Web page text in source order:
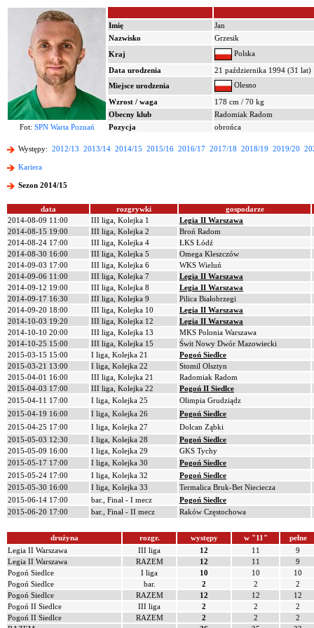
Imię
Jan
Nazwisko
Grzesik
Kraj
Polska
Data urodzenia
21 października 1994 (31 lat)
Miejsce urodzenia
Olesno
Wzrost / waga
178 cm / 70 kg
Obecny klub
Radomiak Radom
Fot: SPN Warta Poznań Pozycja obrońca
Występy: 2012/13 2013/14 2014/15 2015/16 2016/17 2017/18 2018/19 2019/20
Kariera
Sezon 2014/15
data rozgrywki
gospodarze
2014-08-09 11:00
III liga, Kolejka 1
Legia II Warszawa
2014-08-15 19:00
III liga, Kolejka 2
Broń Radom
2014-08-24 17:00
III liga, Kolejka 4
ŁKS Łódź
2014-08-30 16:00
III liga, Kolejka 5
Omega Kleszczów
2014-09-03 17:00
III liga, Kolejka 6
WKS Wieluń
2014-09-06 11:00
III liga, Kolejka 7
Legia II Warszawa
2014-09-12 19:00
III liga, Kolejka 8
Legia II Warszawa
2014-09-17 16:30
III liga, Kolejka 9
Pilica Białobrzegi
2014-09-20 18:00
III liga, Kolejka 10
Legia II Warszawa
2014-10-03 19:20
III liga, Kolejka 12
Legia II Warszawa
2014-10-10 20:00
III liga, Kolejka 13
MKS Polonia Warszawa
2014-10-25 15:00
III liga, Kolejka 15
Świt Nowy Dwór Mazowiecki
2015-03-15 15:00
I liga, Kolejka 21
Pogoń Siedlce
2015-03-21 13:00
I liga, Kolejka 22
Stomil Olsztyn
2015-04-01 16:00
III liga, Kolejka 21
Radomiak Radom
2015-04-03 17:00
III liga, Kolejka 22
Pogoń II Siedlce
2015-04-11 17:00
I liga, Kolejka 25
Olimpia Grudziądz
2015-04-19 16:00
I liga, Kolejka 26
Pogoń Siedlce
2015-04-25 17:00
I liga, Kolejka 27
Dolcan Ząbki
2015-05-03 12:30
I liga, Kolejka 28
Pogoń Siedlce
2015-05-09 16:00
I liga, Kolejka 29
GKS Tychy
2015-05-17 17:00
I liga, Kolejka 30
Pogoń Siedlce
2015-05-24 17:00
I liga, Kolejka 32
Pogoń Siedlce
2015-05-30 16:00
I liga, Kolejka 33
Termalica Bruk-Bet Nieciecza
2015-06-14 17:00
bar., Finał - I mecz
Pogoń Siedlce
2015-06-20 17:00
bar., Finał - II mecz Raków Częstochowa
drużyna rozgr. występy w "11"
pełne
Legia II Warszawa
III liga 12 11
9
Legia II Warszawa
RAZEM 12 11
9
Pogoń Siedlce
I liga 10 10
10
Pogoń Siedlce
bar. 2 2
2
Pogoń Siedlce
RAZEM 12 12
12
Pogoń II Siedlce
III liga 2 2
2
Pogoń II Siedlce
RAZEM 2 2
2